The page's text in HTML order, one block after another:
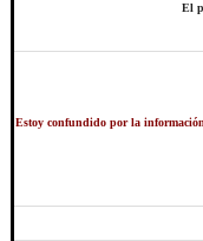
El
Estoy confundido por la